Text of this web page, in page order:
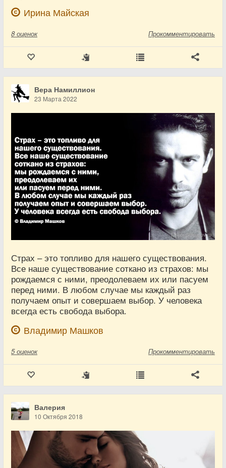
Ирина Майская
8 оценок Прокомментировать
Вера Намиллион
23 Марта 2022
Страх – это топливо для нашего существования.
Все наше существование соткано из страхов: мы
рождаемся с ними, преодолеваем их или пасуем
перед ними. В любом случае мы каждый раз
получаем опыт и совершаем выбор. У человека
всегда есть свобода выбора.
Владимир Машков
5 оценок Прокомментировать
Валерия
10 Октября 2018